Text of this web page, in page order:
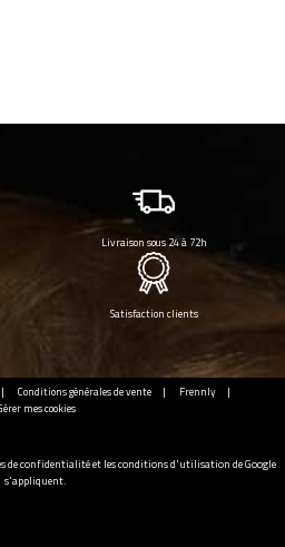
Livraison sous 24 à 72h
Satisfaction clients
Conditions générales de vente
Frennly
mes cookies
de confidentialitéet lesconditions d'utilisation de Google
s'appliquent.